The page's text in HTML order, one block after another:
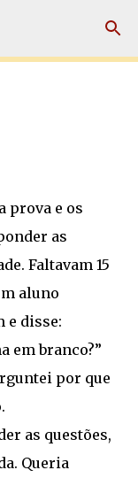
prova e os
as
Faltavam 15
aluno
e disse:
em branco?”
por que
as questões,
Queria